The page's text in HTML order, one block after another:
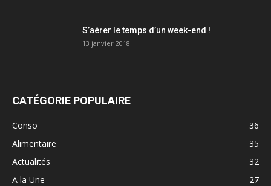
S’aérer le temps d’un week-end !
13 janvier 2018
CATÉGORIE POPULAIRE
Conso
36
Alimentaire
35
Actualités
32
A la Une
27